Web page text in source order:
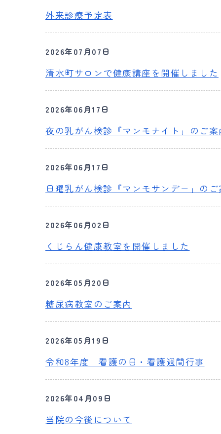
外来診療予定表
2026年07月07日
清水町サロンで健康講座を開催しました
2026年06月17日
夜の乳がん検診『マンモナイト」のご案
2026年06月17日
日曜乳がん検診『マンモサンデー」の
2026年06月02日
くじらん健康教室を開催しました
2026年05月20日
糖尿病教室のご案内
2026年05月19日
令和8年度 看護の日・看護週間行事
2026年04月09日
当院の今後について